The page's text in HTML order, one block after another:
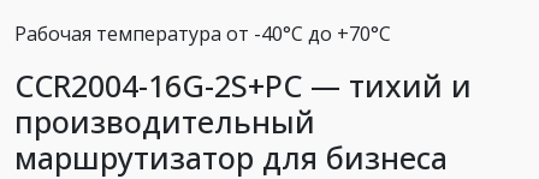
Рабочая температура от -40°C до +70°C
CCR2004-16G-2S+PC — тихий и
производительный
маршрутизатор для бизнеса